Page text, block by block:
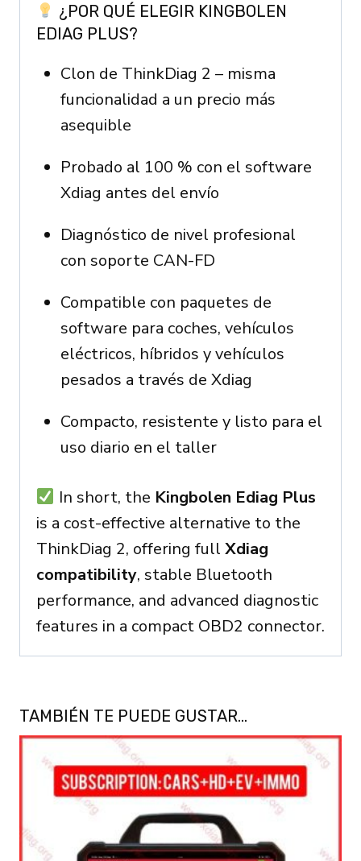
¿POR QUÉ ELEGIR KINGBOLEN
EDIAG PLUS?
Clon de ThinkDiag 2 – misma
funcionalidad a un precio más
asequible
Probado al 100 % con el software
Xdiag antes del envío
Diagnóstico de nivel profesional
con soporte CAN-FD
Compatible con paquetes de
software para coches, vehículos
eléctricos, híbridos y vehículos
pesados a través de Xdiag
Compacto, resistente y listo para el
uso diario en el taller
In short, the Kingbolen Ediag Plus
is a cost-effective alternative to the
ThinkDiag 2, offering full Xdiag
compatibility, stable Bluetooth
performance, and advanced diagnostic
features in a compact OBD2 connector.
TAMBIÉN TE PUEDE GUSTAR…